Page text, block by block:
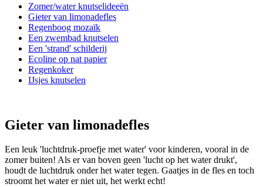
Zomer/water knutselideeën
Gieter van limonadefles
Regenboog mozaïk
Een zwembad knutselen
Een 'strand' schilderij
Ecoline op nat papier
Regenkoker
IJsjes knutselen
Gieter van limonadefles
Een leuk 'luchtdruk-proefje met water' voor kinderen, vooral in de
zomer buiten! Als er van boven geen 'lucht op het water drukt',
houdt de luchtdruk onder het water tegen. Gaatjes in de fles en toch
stroomt het water er niet uit, het werkt echt!